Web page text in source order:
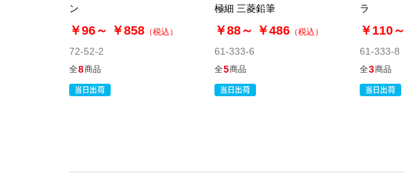
ン
￥96～ ￥858 （税込）
72-52-2
全8商品
極細 三菱鉛筆
￥88～ ￥486 （税込）
61-333-6
全5商品
ラ
￥110～
61-333-8
全3商品